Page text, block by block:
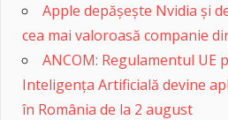
Apple depășește Nvidia și
cea mai valoroasă companie
ANCOM: Regulamentul UE
Inteligența Artificială devine
în România de la 2 august